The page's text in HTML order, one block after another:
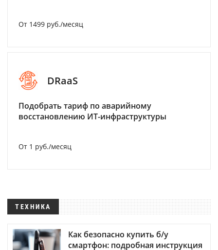
От 1499 руб./месяц
DRaaS
Подобрать тариф по аварийному
восстановлению ИТ-инфраструктуры
От 1 руб./месяц
ТЕХНИКА
Как безопасно купить б/у
смартфон: подробная инструкция